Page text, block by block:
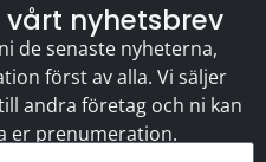
vårt nyhetsbrev
de senaste nyheterna,
först av alla. Vi säljer
andra företag och ni kan
er prenumeration.